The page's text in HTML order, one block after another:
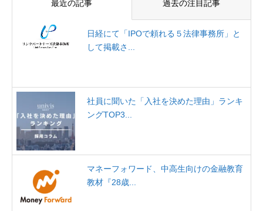
最近の記事 過去の注目記事
日経にて「IPOで頼れる５法律事務所」と
して掲載さ...
社員に聞いた「入社を決めた理由」ランキ
ングTOP3...
マネーフォワード、中高生向けの金融教育
教材『28歳...